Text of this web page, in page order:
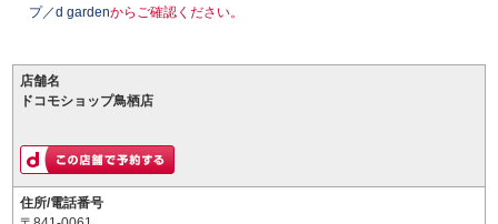
プ／d gardenからご確認ください。
店舗名
ドコモショップ鳥栖店
住所/電話番号